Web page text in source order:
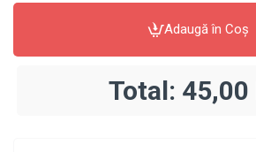
Adaugă în Coş
Total: 45,00